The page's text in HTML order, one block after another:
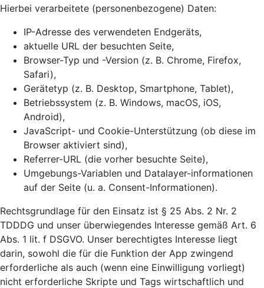
Hierbei verarbeitete (personenbezogene) Daten:
IP-Adresse des verwendeten Endgeräts,
aktuelle URL der besuchten Seite,
Browser-Typ und -Version (z. B. Chrome, Firefox,
Safari),
Gerätetyp (z. B. Desktop, Smartphone, Tablet),
Betriebssystem (z. B. Windows, macOS, iOS,
Android),
JavaScript- und Cookie-Unterstützung (ob diese im
Browser aktiviert sind),
Referrer-URL (die vorher besuchte Seite),
Umgebungs-Variablen und Datalayer-informationen
auf der Seite (u. a. Consent-Informationen).
Rechtsgrundlage für den Einsatz ist § 25 Abs. 2 Nr. 2
TDDDG und unser überwiegendes Interesse gemäß Art. 6
Abs. 1 lit. f DSGVO. Unser berechtigtes Interesse liegt
darin, sowohl die für die Funktion der App zwingend
erforderliche als auch (wenn eine Einwilligung vorliegt)
nicht erforderliche Skripte und Tags wirtschaftlich und